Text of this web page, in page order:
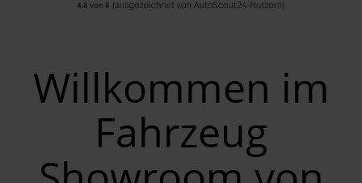
Willkommen im
Fahrzeug